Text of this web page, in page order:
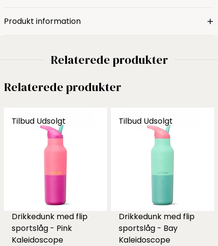
Produkt information
Relaterede produkter
Relaterede produkter
Tilbud Udsolgt
Drikkedunk med flip
sportslåg - Pink
Kaleidoscope
Tilbud Udsolgt
Drikkedunk med flip
sportslåg - Bay
Kaleidoscope